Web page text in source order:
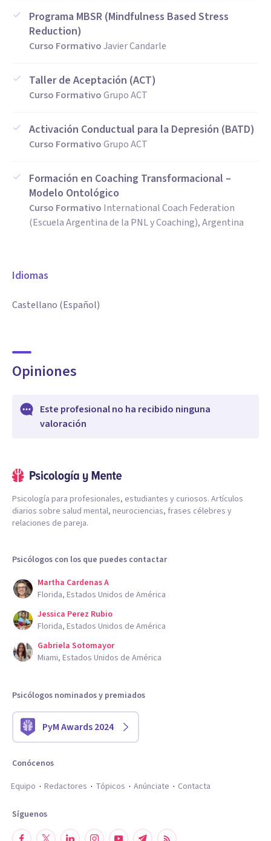
Programa MBSR (Mindfulness Based Stress
Reduction)
Curso FormativoJavier Candarle
Taller de Aceptación (ACT)
Curso FormativoGrupo ACT
Activación Conductual para la Depresión (BATD)
Curso FormativoGrupo ACT
Formación en Coaching Transformacional –
Modelo Ontológico
Curso Formativo International Coach Federation
(Escuela Argentina de la PNL y Coaching), Argentina
Idiomas
Castellano (Español)
Opiniones
Este profesional no ha recibido ninguna
valoración
Psicología para profesionales, estudiantes y curiosos. Artículos
diarios sobre salud mental, neurociencias, frases célebres y
relaciones de pareja.
Psicólogos con los que puedes contactar
Martha Cardenas A
Florida, Estados Unidos de América
Jessica Perez Rubio
Florida, Estados Unidos de América
Gabriela Sotomayor
Miami, Estados Unidos de América
Psicólogos nominados y premiados
PyM Awards 2024
Conócenos
Equipo
Redactores Tópicos Anúnciate Contacta
Síguenos